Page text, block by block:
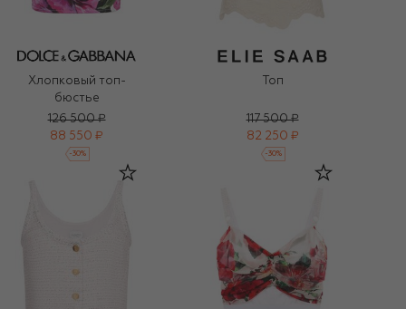
Хлопковый топ-
бюстье
126 500 ₽
88 550 ₽
-30%
Топ
117 500 ₽
82 250 ₽
-30%